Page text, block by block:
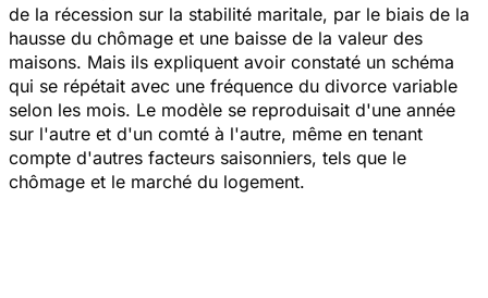
de la récession sur la stabilité maritale, par le biais de la
hausse du chômage et une baisse de la valeur des
maisons. Mais ils expliquent avoir constaté un schéma
qui se répétait avec une fréquence du divorce variable
selon les mois. Le modèle se reproduisait d'une année
sur l'autre et d'un comté à l'autre, même en tenant
compte d'autres facteurs saisonniers, tels que le
chômage et le marché du logement.